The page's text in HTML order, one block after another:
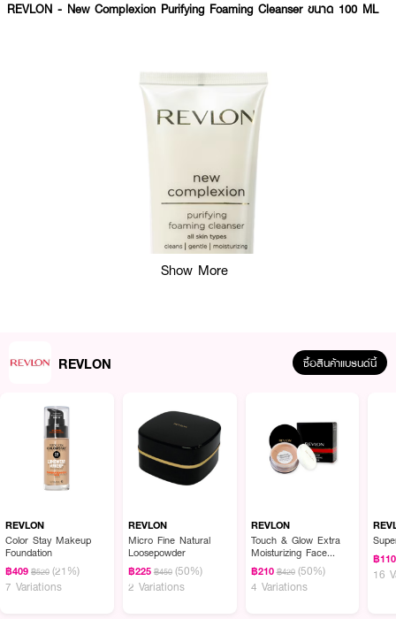
REVLON - New Complexion Purifying Foaming Cleanser ขนาด 100 ML
ผลลัพธ์ที่ได้ :
● ช่วยปรับสมดุลให้แก่ผิว
● ทำความสะอาดผิว
How To Use :
Show More
REVLON ซื้อสินค้าแบรนด์นี้
REVLON
Color Stay Makeup
Foundation
฿409 ฿520 (21%)
7 Variations
REVLON
Micro Fine Natural
Loosepowder
฿225 ฿450 (50%)
2 Variations
REVLON
Touch & Glow Extra
Moisturizing Face
Powder
฿210 ฿420 (50%)
4 Variations
฿110
16